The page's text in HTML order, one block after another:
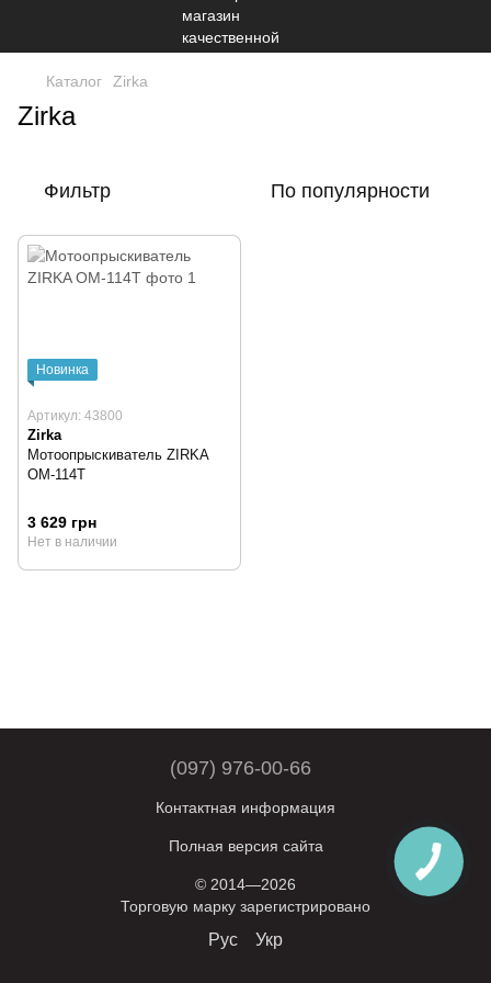
Каталог Zirka
Zirka
Фильтр По популярности
Новинка
Артикул: 43800
Zirka
Мотоопрыскиватель ZIRKA
ОМ-114Т
3 629 грн
Нет в наличии
(097) 976-00-66
Контактная информация
Полная версия сайта
© 2014—2026
Торговую марку зарегистрировано
Рус Укр